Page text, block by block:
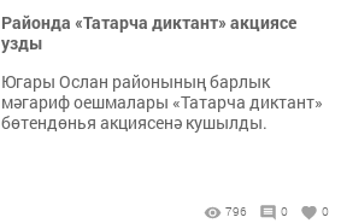
Районда «Татарча диктант» акциясе
узды
Югары Ослан районының барлык
мәгариф оешмалары «Татарча диктант»
бөтендөнья акциясенә кушылды.
796 0 0